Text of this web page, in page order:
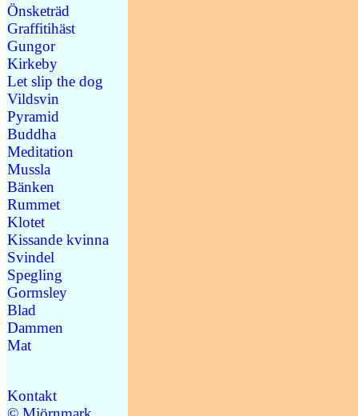
Önsketräd
Graffitihäst
Gungor
Kirkeby
Let slip the dog
Vildsvin
Pyramid
Buddha
Meditation
Mussla
Bänken
Rummet
Klotet
Kissande kvinna
Svindel
Spegling
Gormsley
Blad
Dammen
Mat
Kontakt